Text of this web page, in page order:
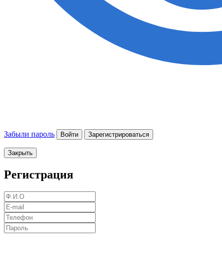
Забыли пароль Войти Зарегистрироваться
Закрыть
Регистрация